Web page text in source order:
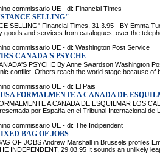
commissario UE - di: Financial Times
SELLING"
SELLING" Financial Times, 31.3.95 - BY Emma
goods and services from catalogues, over the
commissario UE - di: Washington Post Service
CANADA'S PSYCHE
PSYCHE By Anne Swardson Washington
conflict. Others reach the world stage because of
commissario UE - di: El Pais
FORMALMENTE A CANADA DE
A CANADA DE ESQUILMAR LOS
por España en el Tribunal Internacional de
commissario UE - di: The Indipendent
BAG OF JOBS
OF JOBS Andrew Marshall in Brussels profiles
INDEPENDENT, 29.03.95 It sounds an unlikely